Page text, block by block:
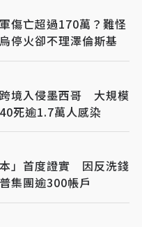
傷亡超過170萬？難怪
停火卻不理澤倫斯基
境入侵墨西哥 大規模
死逾1.7萬人感染
」首度證實 因反洗錢
集團逾300帳戶